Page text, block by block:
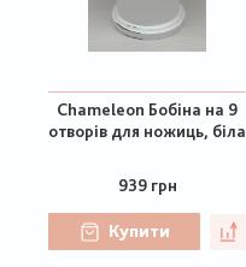
Chameleon Бобіна на 9
отворів для ножиць, біла
939 грн
Купити